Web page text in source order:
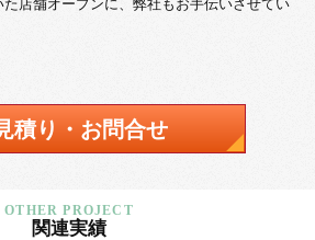
店舗オープンに、弊社もお手伝いさせてい
積り・お問合せ
関連実績